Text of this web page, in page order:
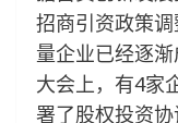
招商引资政策
量企业已经逐
大会上，有4家
署了股权投资